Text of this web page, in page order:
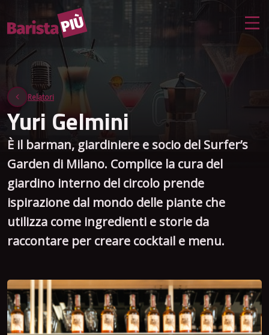
Relatori
Yuri Gelmini
È il barman, giardiniere e socio del Surfer’s
Garden di Milano. Complice la cura del
giardino interno del circolo prende
ispirazione dal mondo delle piante che
utilizza come ingredienti e storie da
raccontare per creare cocktail e menu.